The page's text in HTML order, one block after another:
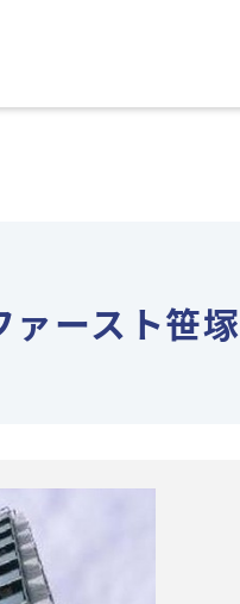
ァースト笹塚